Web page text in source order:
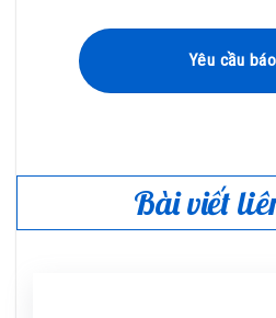
Yêu cầu
Bài viết